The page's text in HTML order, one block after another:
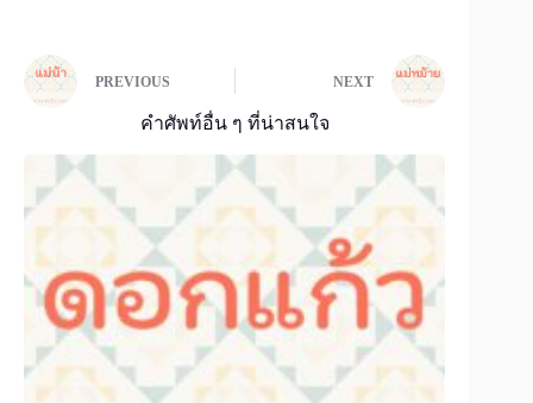
PREVIOUS NEXT
คำศัพท์อื่น ๆ ที่น่าสนใจ